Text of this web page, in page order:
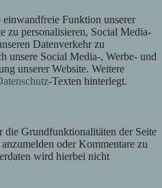
Funktion unserer
zu personalisieren, Social Media-
Datenverkehr zu
unsere Social Media-, Werbe- und
unserer Website. Weitere
-Texten hinterlegt.
Grundfunktionalitäten der Seite
oder Kommentare zu
wird hierbei nicht